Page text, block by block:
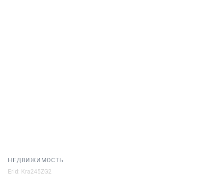
НЕДВИЖИМОСТЬ
Erid: Kra245ZG2